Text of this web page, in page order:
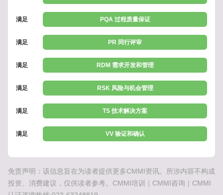
满足 PQA 过程质量保证
满足 PR 同行评审
满足 RDM 需求开发和管理
满足 RSK 风险与机会管理
满足 TS 技术解决方案
满足 VV 验证和确认
免责声明：该信息旨在为读者提供更多CMMI资讯。所涉内容不构成
投资、消费建议，仅供读者参考。CMMI培训｜CMMI咨询｜CMMI